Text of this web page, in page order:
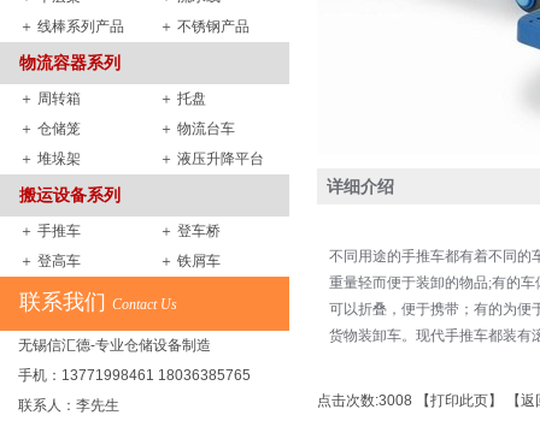
＋ 线棒系列产品
＋ 不锈钢产品
物流容器系列
＋ 周转箱
＋ 托盘
＋ 仓储笼
＋ 物流台车
＋ 堆垛架
＋ 液压升降平台
搬运设备系列
＋ 手推车
＋ 登车桥
＋ 登高车
＋ 铁屑车
联系我们 Contact Us
无锡信汇德-专业仓储设备制造
手机：13771998461 18036385765
联系人：李先生
详细介绍
不同用途的手推车都有着不同的
重量轻而便于装卸的物品;有的
可以折叠，便于携带；有的为便
货物装卸车。现代手推车都装有
点击次数:3008 【打印此页】 【返